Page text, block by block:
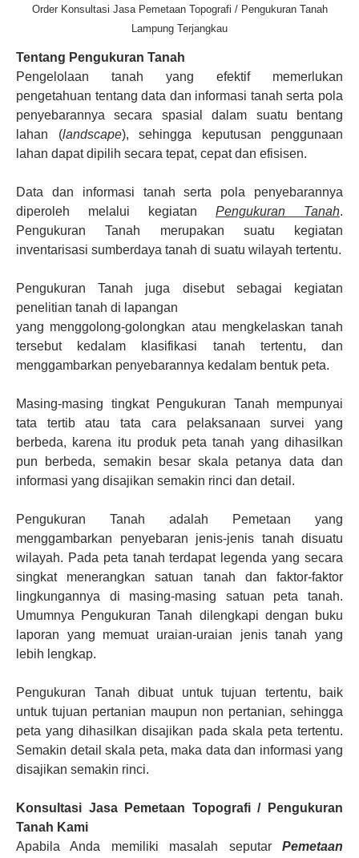
Order Konsultasi Jasa Pemetaan Topografi / Pengukuran Tanah
Lampung Terjangkau
Tentang Pengukuran Tanah
Pengelolaan tanah yang efektif memerlukan
pengetahuan tentang data dan informasi tanah serta pola
penyebarannya secara spasial dalam suatu bentang
lahan (landscape), sehingga keputusan penggunaan
lahan dapat dipilih secara tepat, cepat dan efisisen.
Data dan informasi tanah serta pola penyebarannya
diperoleh melalui kegiatan Pengukuran Tanah.
Pengukuran Tanah merupakan suatu kegiatan
inventarisasi sumberdaya tanah di suatu wilayah tertentu.
Pengukuran Tanah juga disebut sebagai kegiatan
penelitian tanah di lapangan
yang menggolong-golongkan atau mengkelaskan tanah
tersebut kedalam klasifikasi tanah tertentu, dan
menggambarkan penyebarannya kedalam bentuk peta.
Masing-masing tingkat Pengukuran Tanah mempunyai
tata tertib atau tata cara pelaksanaan survei yang
berbeda, karena itu produk peta tanah yang dihasilkan
pun berbeda, semakin besar skala petanya data dan
informasi yang disajikan semakin rinci dan detail.
Pengukuran Tanah adalah Pemetaan yang
menggambarkan penyebaran jenis-jenis tanah disuatu
wilayah. Pada peta tanah terdapat legenda yang secara
singkat menerangkan satuan tanah dan faktor-faktor
lingkungannya di masing-masing satuan peta tanah.
Umumnya Pengukuran Tanah dilengkapi dengan buku
laporan yang memuat uraian-uraian jenis tanah yang
lebih lengkap.
Pengukuran Tanah dibuat untuk tujuan tertentu, baik
untuk tujuan pertanian maupun non pertanian, sehingga
peta yang dihasilkan disajikan pada skala peta tertentu.
Semakin detail skala peta, maka data dan informasi yang
disajikan semakin rinci.
Konsultasi Jasa Pemetaan Topografi / Pengukuran
Tanah Kami
Apabila Anda memiliki masalah seputar Pemetaan